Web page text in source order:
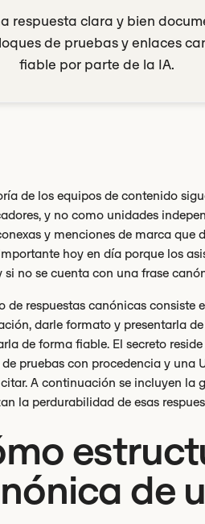
respuesta clara y bien
de pruebas y enlaces
fiable por parte de la IA.
de los equipos de contenido
y no como unidades
y menciones de marca que
hoy en día porque los
si no se cuenta con una frase
de respuestas canónicas
darle formato y presentarla
de forma fiable. El secreto
pruebas con procedencia y una
A continuación se incluyen la
la perdurabilidad de esas
de